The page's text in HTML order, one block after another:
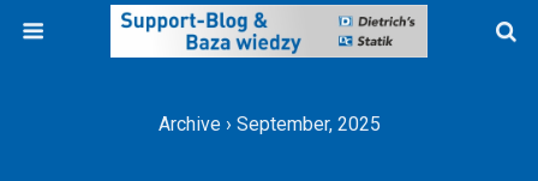
Archive › September, 2025